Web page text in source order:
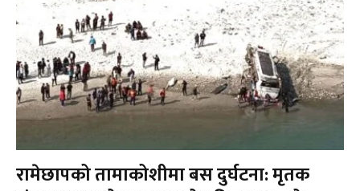
रामेछापको तामाकोशीमा बस दुर्घटना: मृतक